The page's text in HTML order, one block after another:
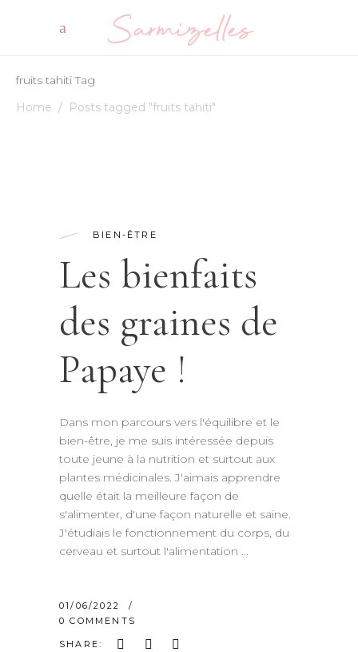
fruits tahiti Tag
Home / Posts tagged "fruits tahiti"
BIEN-ÊTRE
Les bienfaits
des graines de
Papaye !
Dans mon parcours vers l'équilibre et le
bien-être, je me suis intéressée depuis
toute jeune à la nutrition et surtout aux
plantes médicinales. J'aimais apprendre
quelle était la meilleure façon de
s'alimenter, d'une façon naturelle et saine.
J'étudiais le fonctionnement du corps, du
cerveau et surtout l'alimentation
01/06/2022
0 COMMENTS
SHARE: